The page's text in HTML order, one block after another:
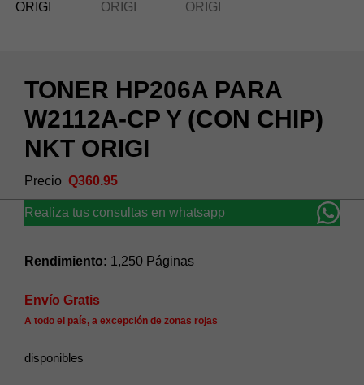
TONER HP206A PARA
W2112A-CP Y (CON CHIP)
NKT ORIGI
Q360.95
Realiza tus consultas en whatsapp
Rendimiento: 1,250 Páginas
Envío Gratis
A todo el país, a excepción de zonas rojas
disponibles